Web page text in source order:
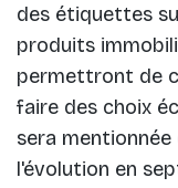
des étiquettes
produits
permettront de
faire des choix
sera mentionnée
l'évolution en